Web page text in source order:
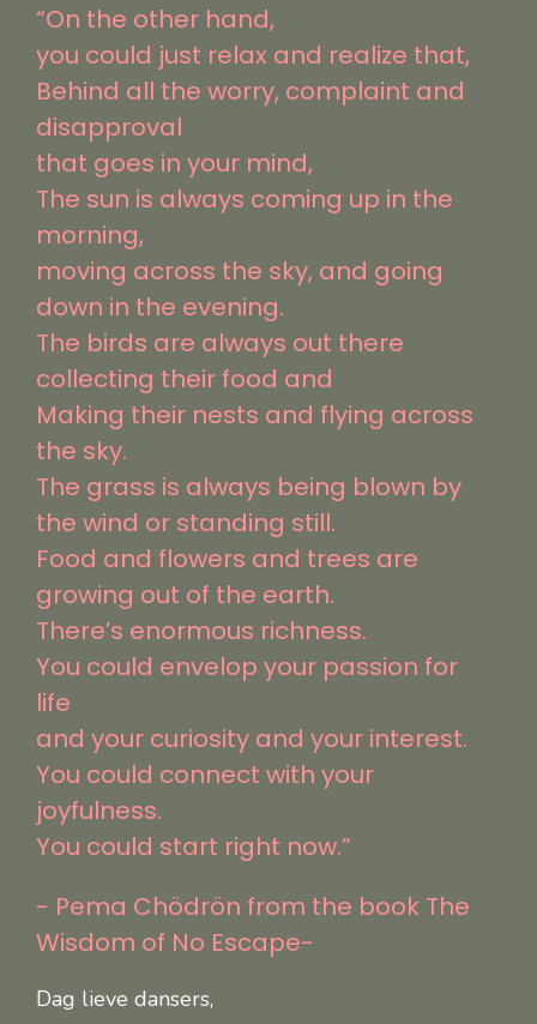
“On the other hand,
you could just relax and realize that,
Behind all the worry, complaint and
disapproval
that goes in your mind,
The sun is always coming up in the
morning,
moving across the sky, and going
down in the evening.
The birds are always out there
collecting their food and
Making their nests and flying across
the sky.
The grass is always being blown by
the wind or standing still.
Food and flowers and trees are
growing out of the earth.
There’s enormous richness.
You could envelop your passion for
life
and your curiosity and your interest.
You could connect with your
joyfulness.
You could start right now.”
- Pema Chödrön from the book The
Wisdom of No Escape-
Dag lieve dansers,